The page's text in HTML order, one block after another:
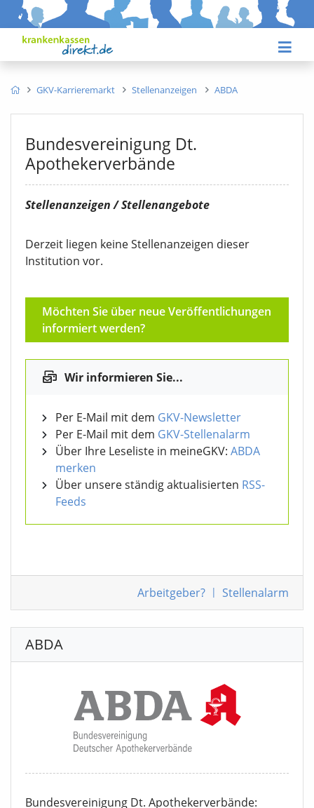
GKV-Karrieremarkt Stellenanzeigen ABDA
Bundesvereinigung Dt.
Apothekerverbände
Stellenanzeigen / Stellenangebote
Derzeit liegen keine Stellenanzeigen dieser
Institution vor.
Möchten Sie über neue Veröffentlichungen
informiert werden?
Wir informieren Sie...
Per E-Mail mit dem GKV-Newsletter
Per E-Mail mit dem GKV-Stellenalarm
Über Ihre Leseliste in meineGKV: ABDA
merken
Über unsere ständig aktualisierten RSS-
Feeds
Arbeitgeber? | Stellenalarm
ABDA
Bundesvereinigung Dt. Apothekerverbände: